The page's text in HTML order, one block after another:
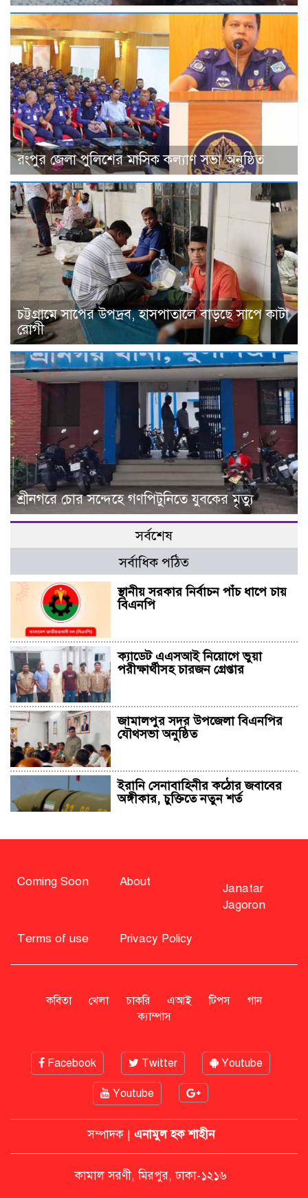
রংপুর জেলা পুলিশের মাসিক কল্যাণ সভা অনুষ্ঠিত
চট্টগ্রামে সাপের উপদ্রব, হাসপাতালে বাড়ছে সাপে কাটা
রোগী
শ্রীনগরে চোর সন্দেহে গণপিটুনিতে যুবকের মৃত্যু
সর্বশেষ
সর্বাধিক পঠিত
স্থানীয় সরকার নির্বাচন পাঁচ ধাপে চায়
বিএনপি
ক্যাডেট এএসআই নিয়োগে ভুয়া
পরীক্ষার্থীসহ চারজন গ্রেপ্তার
জামালপুর সদর উপজেলা বিএনপির
যৌথসভা অনুষ্ঠিত
ইরানি সেনাবাহিনীর কঠোর জবাবের
অঙ্গীকার, চুক্তিতে নতুন শর্ত
বিএনপি নিয়ে জামায়াতের মন্তব্যে
এনসিপি
সাহাবুদ্দিন
মশার কয়েল জ্বালাতে বিস্ফোরণে দগ্ধ
পোশাকশ্রমিক দম্পতি
নিট প্রশ্নফাঁস নিয়ে নীরবতা ভাঙলেন
মোদি, আন্দোলন অব্যাহত ভারতে
Coming Soon About
Janatar
Jagoron
Terms of use Privacy Policy
কবিতা খেলা চাকরি এআই টিপস
গান
ক্যাম্পাস
Facebook Twitter Youtube
Youtube
সম্পাদক | এনামুল হক শাহীন
কামাল সরণী, মিরপুর, ঢাকা-১২১৬